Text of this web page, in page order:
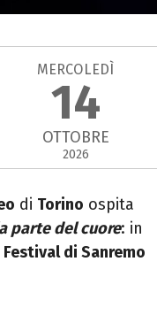
MERCOLEDÌ
14
OTTOBRE
2026
di Torino ospita
parte del cuore: in
Festival di Sanremo